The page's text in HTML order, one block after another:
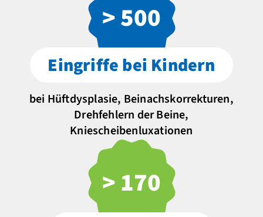
> 500
Eingriffe bei Kindern
bei Hüftdysplasie, Beinachskorrekturen,
Drehfehlern der Beine,
Kniescheibenluxationen
> 170